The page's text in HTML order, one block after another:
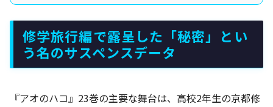
修学旅行編で露呈した「秘密」とい
う名のサスペンスデータ
『アオのハコ』23巻の主要な舞台は、高校2年生の京都修